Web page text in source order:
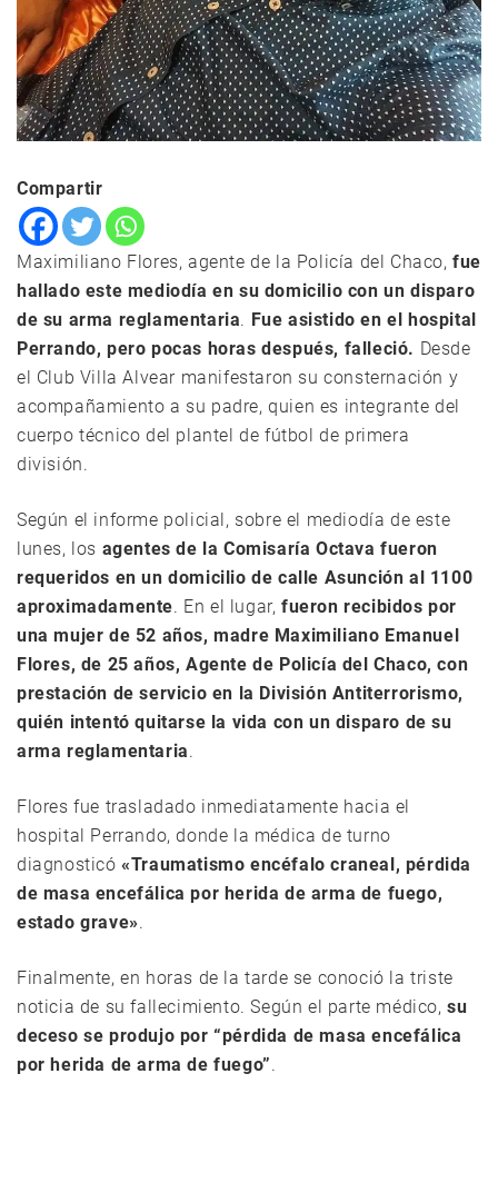
Compartir
Maximiliano Flores, agente de la Policía del Chaco,fue
hallado este mediodía en su domicilio con un disparo
de su arma reglamentaria. Fue asistido en el hospital
Perrando, pero pocas horas después, falleció. Desde
el Club Villa Alvear manifestaron su consternación y
acompañamiento a su padre, quien es integrante del
cuerpo técnico del plantel de fútbol de primera
división.
Según el informe policial, sobre el mediodía de este
lunes, los agentes de la Comisaría Octava fueron
requeridos en un domicilio de calle Asunción al 1100
aproximadamente. En el lugar, fueron recibidos por
una mujer de 52 años, madre Maximiliano Emanuel
Flores, de 25 años, Agente de Policía del Chaco, con
prestación de servicio en la División Antiterrorismo,
quién intentó quitarse la vida con un disparo de su
arma reglamentaria.
Flores fue trasladado inmediatamente hacia el
hospital Perrando, donde la médica de turno
diagnosticó«Traumatismo encéfalo craneal, pérdida
de masa encefálica por herida de arma de fuego,
estado grave».
Finalmente, en horas de la tarde se conoció la triste
noticia de su fallecimiento. Según el parte médico,su
deceso se produjo por “pérdida de masa encefálica
por herida de arma de fuego”.